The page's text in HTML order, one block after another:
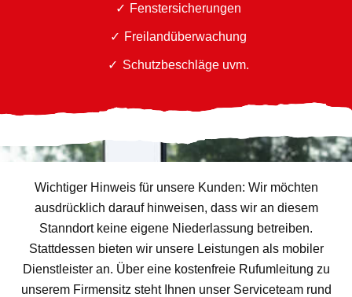
Fenstersicherungen
Freilandüberwachung
Schutzbeschläge uvm.
Wichtiger Hinweis für unsere Kunden: Wir möchten
ausdrücklich darauf hinweisen, dass wir an diesem
Stanndort keine eigene Niederlassung betreiben.
Stattdessen bieten wir unsere Leistungen als mobiler
Dienstleister an. Über eine kostenfreie Rufumleitung zu
unserem Firmensitz steht Ihnen unser Serviceteam rund